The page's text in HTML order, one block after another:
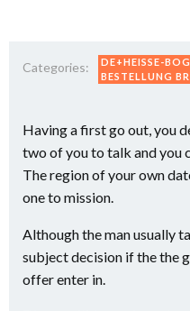
Categories:
DE+HEISSE-
BESTELLUNG
Having a first go out, you
two of you to talk and you
The region of your own
one to mission.
Although the man usually
subject decision if the the
offer enter in.